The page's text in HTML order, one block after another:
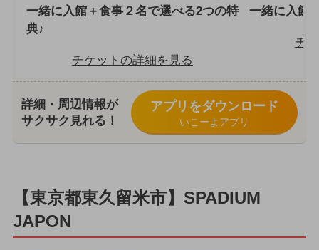
一緒に入館＋食事２名で選べる2つの特
典♪
チケットの詳細を見る
一緒に入館
チ
詳細・周辺情報が
サクサク見れる！
アプリをダウンロード
いこーよアプリ
【東京都東久留米市】SPADIUM
JAPON